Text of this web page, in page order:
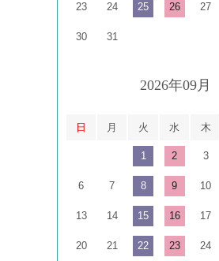
23 24 25 26 27
30 31
2026年09月
日 月 火 水 木
1 2 3
6 7 8 9 10
13 14 15 16 17
20 21 22 23 24